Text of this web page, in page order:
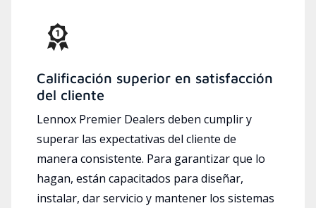
Calificación superior en satisfacción
del cliente
Lennox Premier Dealers deben cumplir y
superar las expectativas del cliente de
manera consistente. Para garantizar que lo
hagan, están capacitados para diseñar,
instalar, dar servicio y mantener los sistemas